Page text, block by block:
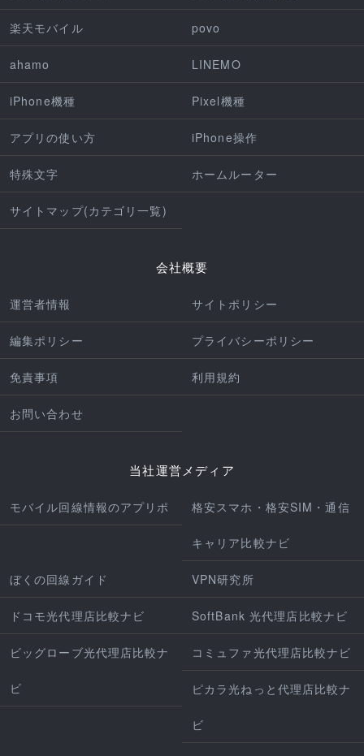
楽天モバイル povo
ahamo LINEMO
iPhone機種 Pixel機種
アプリの使い方 iPhone操作
特殊文字 ホームルーター
サイトマップ(カテゴリ一覧)
会社概要
運営者情報 サイトポリシー
編集ポリシー プライバシーポリシー
免責事項 利用規約
お問い合わせ
当社運営メディア
モバイル回線情報のアプリポ 格安スマホ・格安SIM・通信
キャリア比較ナビ
ぼくの回線ガイド VPN研究所
ドコモ光代理店比較ナビ SoftBank 光代理店比較ナビ
ビッグローブ光代理店比較ナ
ビ
コミュファ光代理店比較ナビ
ピカラ光ねっと代理店比較ナ
ビ